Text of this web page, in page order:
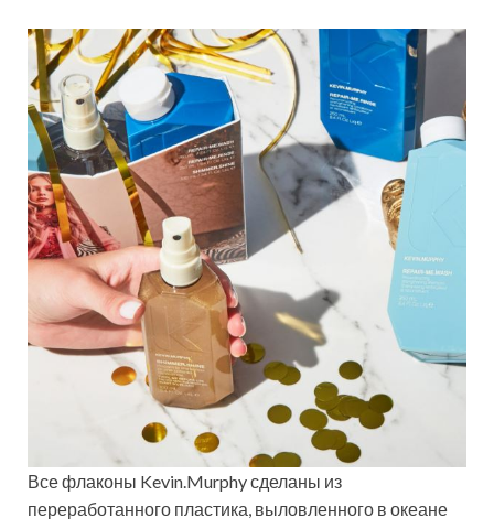
Все флаконы Kevin.Murphy сделаны из
переработанного пластика, выловленного в океане